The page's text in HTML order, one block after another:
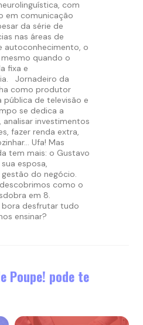
com
em comunicação
da série de
nas áreas de
autoconhecimento, o
quando o
fixa e
Jornadeiro da
como produtor
pública de televisão e
se dedica a
analisar investimentos
fazer renda extra,
Ufa! Mas
tem mais: o Gustavo
esposa,
do negócio.
como o
em 8.
bora desfrutar tudo
ensinar?
Poupe! pode te